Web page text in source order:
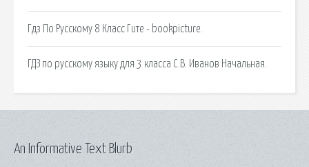
Гдз По Русскому 8 Класс Гите - bookpicture.
ГДЗ по русскому языку для 3 класса С.В. Иванов Начальная.
An Informative Text Blurb